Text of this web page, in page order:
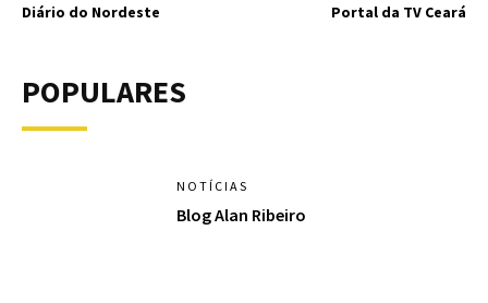
Diário do Nordeste Portal da TV Ceará
POPULARES
NOTÍCIAS
Blog Alan Ribeiro